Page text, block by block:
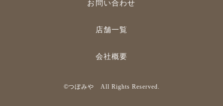
お問い合わせ
店舗一覧
会社概要
©︎つぼみや All Rights Reserved.